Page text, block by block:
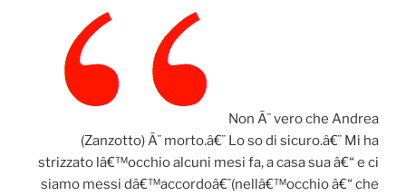
Non Ã¨ vero che Andrea
(Zanzotto) Ã¨ morto.â€¨ Lo so di sicuro.â€¨ Mi ha
strizzato lâ€™occhio alcuni mesi fa, a casa sua â€“ e ci
siamo messi dâ€™accordoâ€¨(nellâ€™occhio â€“ che